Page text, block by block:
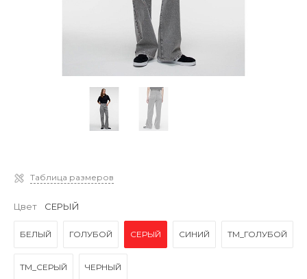
Таблица размеров
Цвет СЕРЫЙ
БЕЛЫЙ ГОЛУБОЙ СЕРЫЙ СИНИЙ ТМ_ГОЛУБОЙ
ТМ_СЕРЫЙ ЧЕРНЫЙ